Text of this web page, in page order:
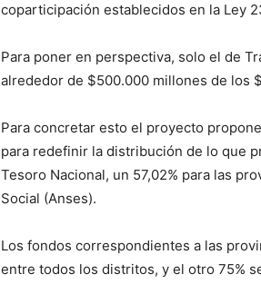
coparticipación establecidos en la Ley
Para poner en perspectiva, solo el de
alrededor de $500.000 millones de los
Para concretar esto el proyecto
para redefinir la distribución de lo que
Tesoro Nacional, un 57,02% para las
Social (Anses).
Los fondos correspondientes a las
entre todos los distritos, y el otro 75%